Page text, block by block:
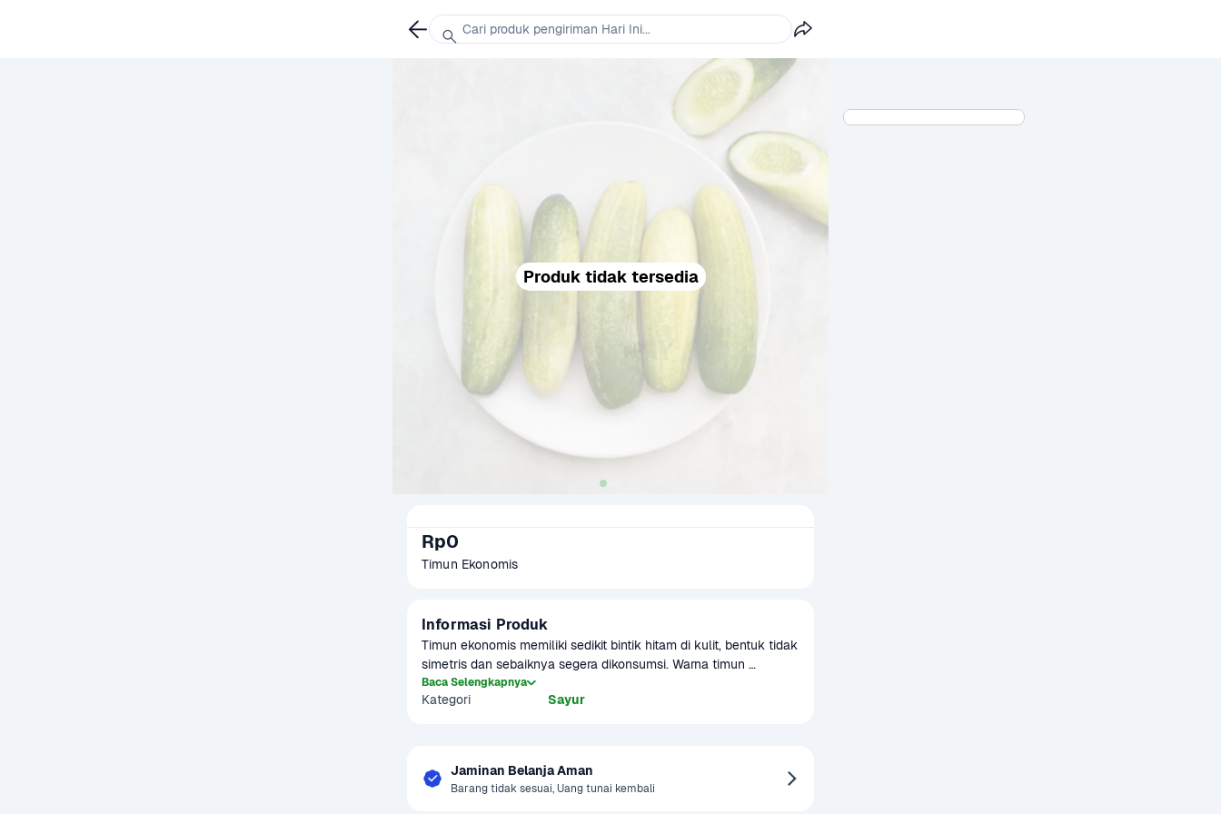
Produk tidak tersedia
Rp0
Timun Ekonomis
Informasi Produk
Timun ekonomis memiliki sedikit bintik hitam di kulit, bentuk tidak
simetris dan sebaiknya segera dikonsumsi. Warna timun
umumnya hijau dengan larik putih kekuningan namun ada juga
timun dengan rona warna hijau tua keseluruhan.
Baca Selengkapnya
Kategori Sayur
Jaminan Belanja Aman
Barang tidak sesuai, Uang tunai kembali
Cari produk pengiriman Hari Ini...